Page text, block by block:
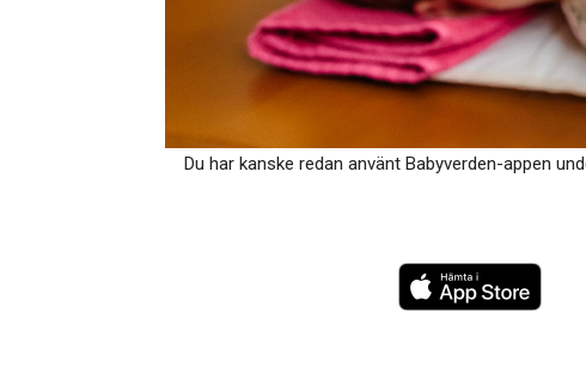
Du har kanske redan använt Babyverden-appen